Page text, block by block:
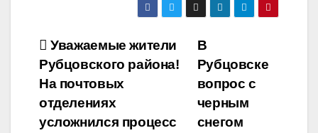
Навигация
по
записям
В
Рубцовске
вопрос с
черным
снегом
Уважаемые жители
Рубцовского района!
На почтовых
отделениях
усложнился процесс